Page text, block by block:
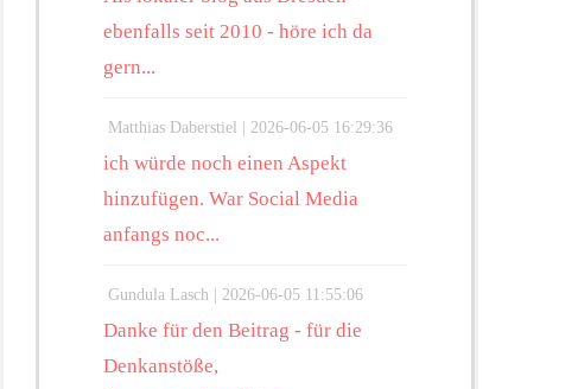
ebenfalls seit 2010 - höre ich da
gern...
Matthias Daberstiel | 2026-06-05 16:29:36
ich würde noch einen Aspekt
hinzufügen. War Social Media
anfangs noc...
Gundula Lasch | 2026-06-05 11:55:06
Danke für den Beitrag - für die
Denkanstöße,